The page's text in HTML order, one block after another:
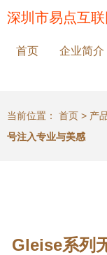
深圳市易点互
首页 企业简介
当前位置： 首页 > 产
号注入专业与美感
Gleise系列